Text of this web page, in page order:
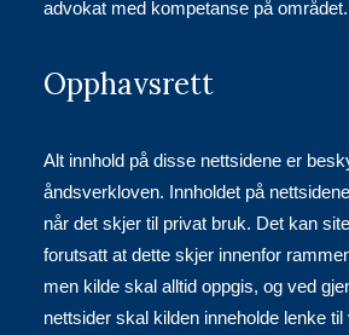
advokat med kompetanse på området.
Opphavsrett
Alt innhold på disse nettsidene er
åndsverkloven. Innholdet på
når det skjer til privat bruk. Det kan
forutsatt at dette skjer innenfor
men kilde skal alltid oppgis, og ved
nettsider skal kilden inneholde lenke til